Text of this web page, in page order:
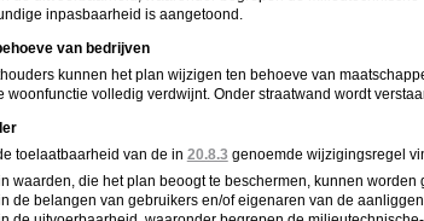
inpasbaarheid is aangetoond.
van bedrijven
kunnen het plan wijzigen ten behoeve van
woonfunctie volledig verdwijnt. Onder straatwand wordt
toelaatbaarheid van de in 20.8.3 genoemde wijzigingsregel
waarden, die het plan beoogt te beschermen, kunnen worden
de belangen van gebruikers en/of eigenaren van de